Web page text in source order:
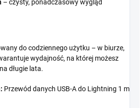
– czysty, ponadczasowy wygląd
do codziennego użytku – w biurze,
wydajność, na której możesz
długie lata.
Przewód danych USB-A do Lightning 1 m